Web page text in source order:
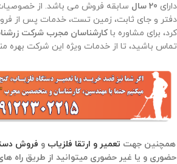
دارای 20 سال
سابقه فروش می باشد. از
دفتر و جای ثابت، زمین تست، خدمات پس از
کرد، برای مشاوره باکارشناسان مجرب شرکت
تماس باشید، تا از خدمات ویژه این شرکت بهره
همچنین جهت تعمیر و ارتقا فلزیاب و فروش
حضوری و یا غیر حضوری میتوانید از طریق راه